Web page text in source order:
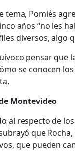
tema, Pomiés
años “no les
diversos, algo
pensar que
se conocen
Montevideo
al respecto de
que
que pueden